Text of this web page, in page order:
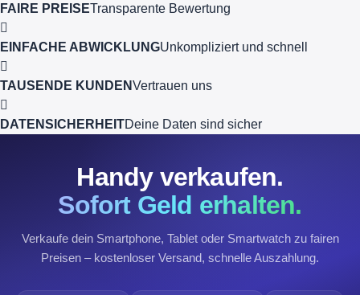
FAIRE PREISETransparente Bewertung
EINFACHE ABWICKLUNGUnkompliziert und schnell
TAUSENDE KUNDENVertrauen uns
DATENSICHERHEITDeine Daten sind sicher
Handy verkaufen.
Sofort Geld erhalten.
Verkaufe dein Smartphone, Tablet oder Smartwatch zu fairen
Preisen – kostenloser Versand, schnelle Auszahlung.